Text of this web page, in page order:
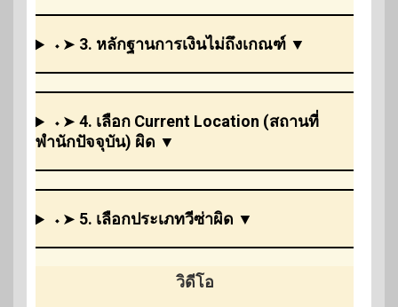
⬩➤ 3. หลักฐานการเงินไม่ถึงเกณฑ์ ▼
⬩➤4. เลือก Current Location (สถานที่
พำนักปัจจุบัน) ผิด ▼
⬩➤ 5. เลือกประเภทวีซ่าผิด ▼
วิดีโอ